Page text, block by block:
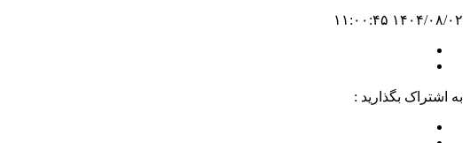
۱۴۰۴/۰۸/۰۲ ۱۱:۰۰:۴۵
به اشتراک بگذارید :